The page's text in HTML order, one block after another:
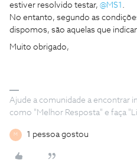
estiver resolvido testar, ​ @MS1
No entanto, segundo as
dispomos, são aquelas que
Muito obrigado,
Ajude a comunidade a encontrar
como "Melhor Resposta" e faça
M 1 pessoa gostou